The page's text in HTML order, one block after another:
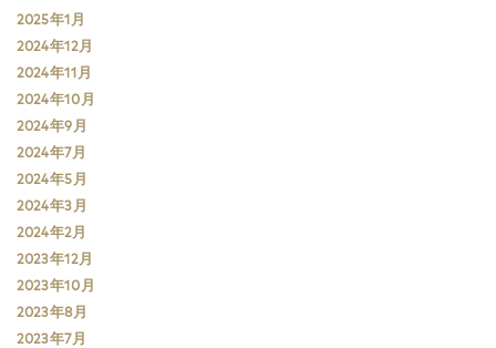
2025年1月
2024年12月
2024年11月
2024年10月
2024年9月
2024年7月
2024年5月
2024年3月
2024年2月
2023年12月
2023年10月
2023年8月
2023年7月